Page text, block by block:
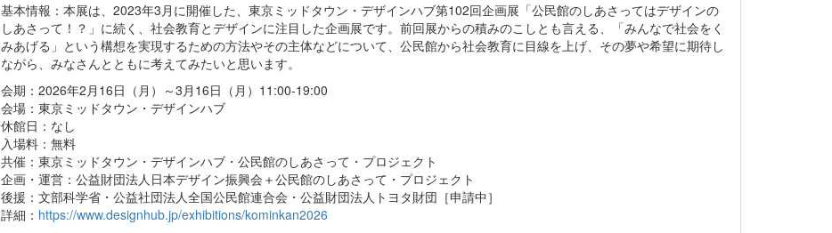
基本情報：本展は、2023年3月に開催した、東京ミッドタウン・デザインハブ第102回企画展「公民館のしあさってはデザインの
しあさって！？」に続く、社会教育とデザインに注目した企画展です。前回展からの積みのこしとも言える、「みんなで社会をく
みあげる」という構想を実現するための方法やその主体などについて、公民館から社会教育に目線を上げ、その夢や希望に期待し
ながら、みなさんとともに考えてみたいと思います。
会期：2026年2月16日（月）～3月16日（月）11:00-19:00
会場：東京ミッドタウン・デザインハブ
休館日：なし
入場料：無料
共催：東京ミッドタウン・デザインハブ・公民館のしあさって・プロジェクト
企画・運営：公益財団法人日本デザイン振興会＋公民館のしあさって・プロジェクト
後援：文部科学省・公益社団法人全国公民館連合会・公益財団法人トヨタ財団［申請中］
詳細： https://www.designhub.jp/exhibitions/kominkan2026